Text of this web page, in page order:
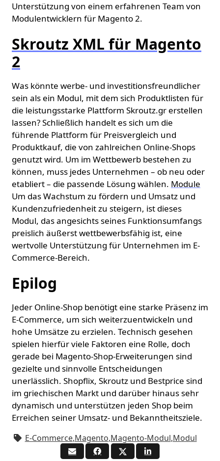
Unterstützung von einem erfahrenen Team von
Modulentwicklern für Magento 2.
Skroutz XML für Magento
2
Was könnte werbe- und investitionsfreundlicher
sein als ein Modul, mit dem sich Produktlisten für
die leistungsstarke Plattform Skroutz.gr erstellen
lassen? Schließlich handelt es sich um die
führende Plattform für Preisvergleich und
Produktkauf, die von zahlreichen Online-Shops
genutzt wird. Um im Wettbewerb bestehen zu
können, muss jedes Unternehmen – ob neu oder
etabliert – die passende Lösung wählen. Module
Um das Wachstum zu fördern und Umsatz und
Kundenzufriedenheit zu steigern, ist dieses
Modul, das angesichts seines Funktionsumfangs
preislich äußerst wettbewerbsfähig ist, eine
wertvolle Unterstützung für Unternehmen im E-
Commerce-Bereich.
Epilog
Jeder Online-Shop benötigt eine starke Präsenz im
E-Commerce, um sich weiterzuentwickeln und
hohe Umsätze zu erzielen. Technisch gesehen
spielen hierfür viele Faktoren eine Rolle, doch
gerade bei Magento-Shop-Erweiterungen sind
gezielte und sinnvolle Entscheidungen
unerlässlich. Shopflix, Skroutz und Bestprice sind
im griechischen Markt und darüber hinaus sehr
dynamisch und unterstützen jeden Shop beim
Erreichen seiner Umsatz- und Bekanntheitsziele.
E-Commerce,Magento,Magento-Modul,Modul